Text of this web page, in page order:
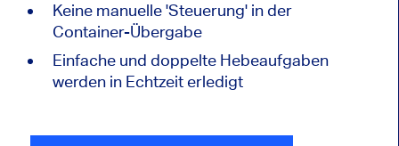
Keine manuelle 'Steuerung' in der
Container-Übergabe
Einfache und doppelte Hebeaufgaben
werden in Echtzeit erledigt